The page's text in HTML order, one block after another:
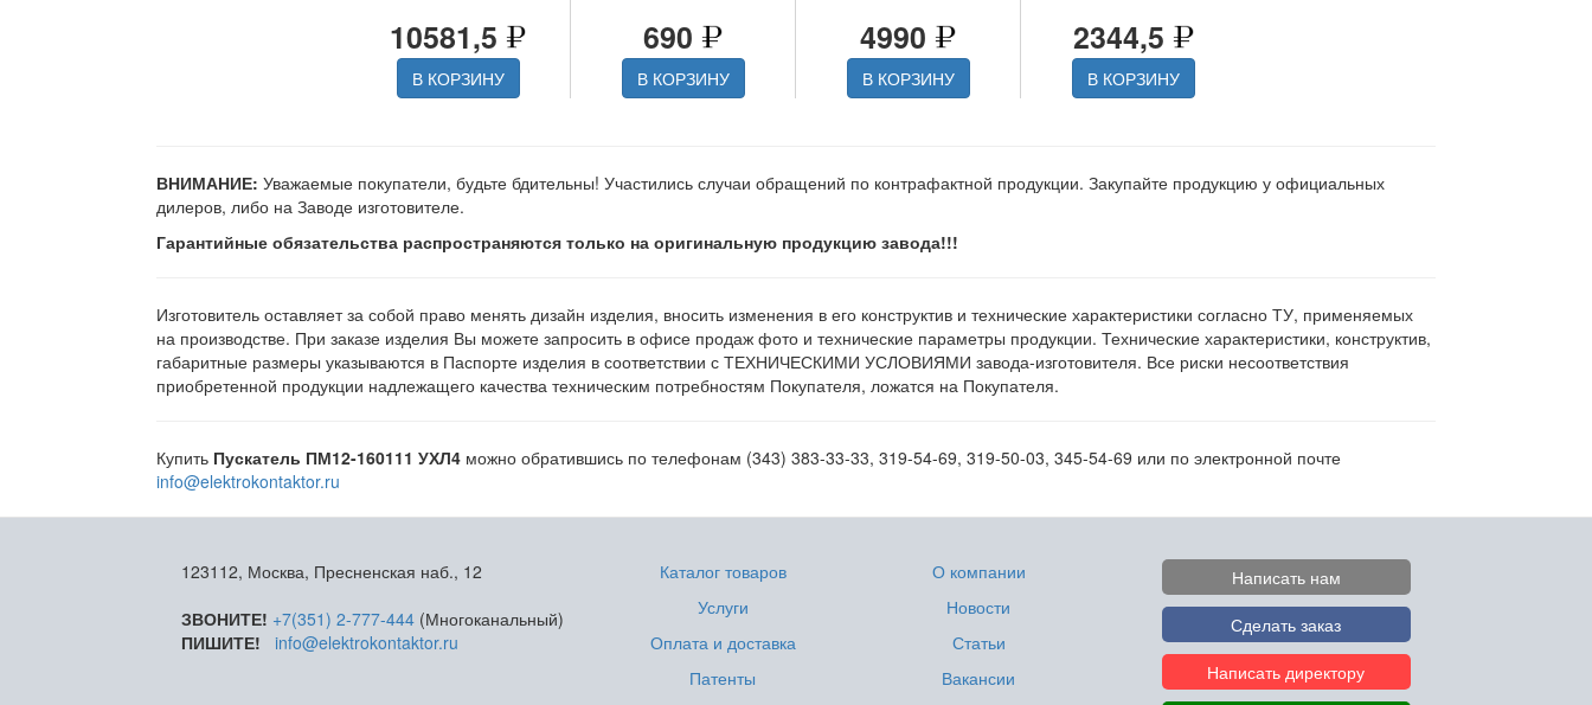
10581,5
В КОРЗИНУ
690
В КОРЗИНУ
4990
В КОРЗИНУ
2344,5
В КОРЗИНУ
ВНИМАНИЕ: Уважаемые покупатели, будьте бдительны! Участились случаи обращений по контрафактной продукции. Закупайте продукцию у официальных
дилеров, либо на Заводе изготовителе.
Гарантийные обязательства распространяются только на оригинальную продукцию завода!!!
Изготовитель оставляет за собой право менять дизайн изделия, вносить изменения в его конструктив и технические характеристики согласно ТУ, применяемых
на производстве. При заказе изделия Вы можете запросить в офисе продаж фото и технические параметры продукции. Технические характеристики, конструктив,
габаритные размеры указываются в Паспорте изделия в соответствии с ТЕХНИЧЕСКИМИ УСЛОВИЯМИ завода-изготовителя. Все риски несоответствия
приобретенной продукции надлежащего качества техническим потребностям Покупателя, ложатся на Покупателя.
Купить Пускатель ПМ12-160111 УХЛ4 можно обратившись по телефонам (343) 383-33-33, 319-54-69, 319-50-03, 345-54-69 или по электронной почте
info@elektrokontaktor.ru
123112, Москва, Пресненская наб., 12
ЗВОНИТЕ! +7(351) 2-777-444 (Многоканальный)
ПИШИТЕ!
info@elektrokontaktor.ru
Каталог товаров
Услуги
Оплата и доставка
Патенты
О компании
Новости
Статьи
Вакансии
Написать нам
Сделать заказ
Написать директору